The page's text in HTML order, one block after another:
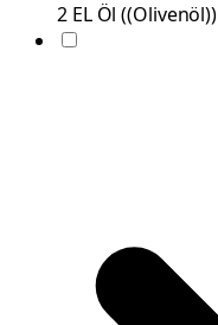
2 EL Öl ((Olivenöl))